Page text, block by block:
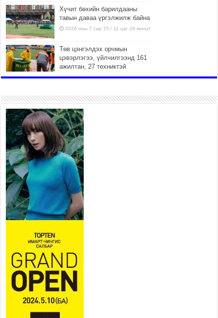
Хүчит бөхийн барилдааны
тавын даваа үргэлжилж байна
2026 оны 7 сар 15 / 11 цаг 26 минут
Төв цэнгэлдэх орчмын
цэвэрлэгээ, үйлчилгээнд 161
ажилтан, 27 техниктэй
ажиллаж байна
Наадмын амралтын өдрүүдэд
нийслэлийн эрүүл мэндийн
байгууллагууд дараах
хуваарийн дагуу ажиллана
2026 оны 7 сар 15 / 11 цаг 18 минут
Үндэсний их баяр наадам
эхэллээ
2026 оны 7 сар 15 / 11 цаг 14 минут
Үер усны аюулаас сэргийлж, нийслэлийн Онцгой
байдлын газрын 162 алба хаагч үүрэг гүйцэтгэж
байна
2026 оны 7 сар 15 / 11 цаг 07 минут
Үндэсний их сурын харваанд 850 харваач цэц
мэргэнээ сорьж байна
2026 оны 7 сар 15 / 11 цаг 03 минут
Төв цэнгэлдэхийн эргэн тойронд
2026 оны 7 сар 15 / 10 цаг 58 минут
Үндэсний их баяр наадмын шагайн харваа
насанд хүрэгчдийн багийн харваагаар
үргэлжилж байна